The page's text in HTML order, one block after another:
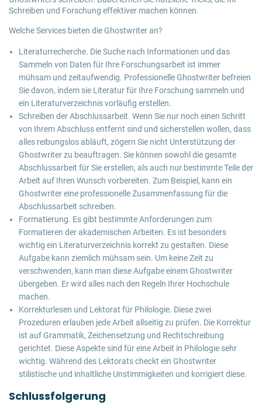
Schreiben und Forschung effektiver machen können.
Welche Services bieten die Ghostwriter an?
Literaturrecherche. Die Suche nach Informationen und das
Sammeln von Daten für Ihre Forschungsarbeit ist immer
mühsam und zeitaufwendig. Professionelle Ghostwriter befreien
Sie davon, indem sie Literatur für Ihre Forschung sammeln und
ein Literaturverzeichnis vorläufig erstellen.
Schreiben der Abschlussarbeit. Wenn Sie nur noch einen Schritt
von Ihrem Abschluss entfernt sind und sicherstellen wollen, dass
alles reibungslos abläuft, zögern Sie nicht Unterstützung der
Ghostwriter zu beauftragen. Sie können sowohl die gesamte
Abschlussarbeit für Sie erstellen, als auch nur bestimmte Teile der
Arbeit auf Ihren Wunsch vorbereiten. Zum Beispiel, kann ein
Ghostwriter eine professionelle Zusammenfassung für die
Abschlussarbeit schreiben.
Formatierung. Es gibt bestimmte Anforderungen zum
Formatieren der akademischen Arbeiten. Es ist besonders
wichtig ein Literaturverzeichnis korrekt zu gestalten. Diese
Aufgabe kann ziemlich mühsam sein. Um keine Zeit zu
verschwenden, kann man diese Aufgabe einem Ghostwriter
übergeben. Er wird alles nach den Regeln Ihrer Hochschule
machen.
Korrekturlesen und Lektorat für Philologie. Diese zwei
Prozeduren erlauben jede Arbeit allseitig zu prüfen. Die Korrektur
ist auf Grammatik, Zeichensetzung und Rechtschreibung
gerichtet. Diese Aspekte sind für eine Arbeit in Philologie sehr
wichtig. Während des Lektorats checkt ein Ghostwriter
stilistische und inhaltliche Unstimmigkeiten und korrigiert diese.
Schlussfolgerung